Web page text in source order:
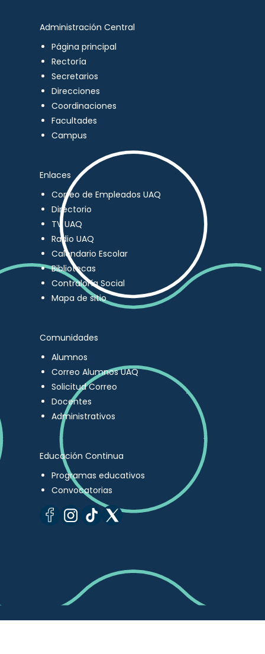
Administración Central
Página principal
Rectoría
Secretarios
Direcciones
Coordinaciones
Facultades
Campus
Enlaces
Correo de Empleados UAQ
Directorio
TV UAQ
Radio UAQ
Calendario Escolar
Bibliotecas
Contraloría Social
Mapa de sitio
Comunidades
Alumnos
Correo Alumnos UAQ
Solicitud Correo
Docentes
Administrativos
Educación Continua
Programas educativos
Convocatorias